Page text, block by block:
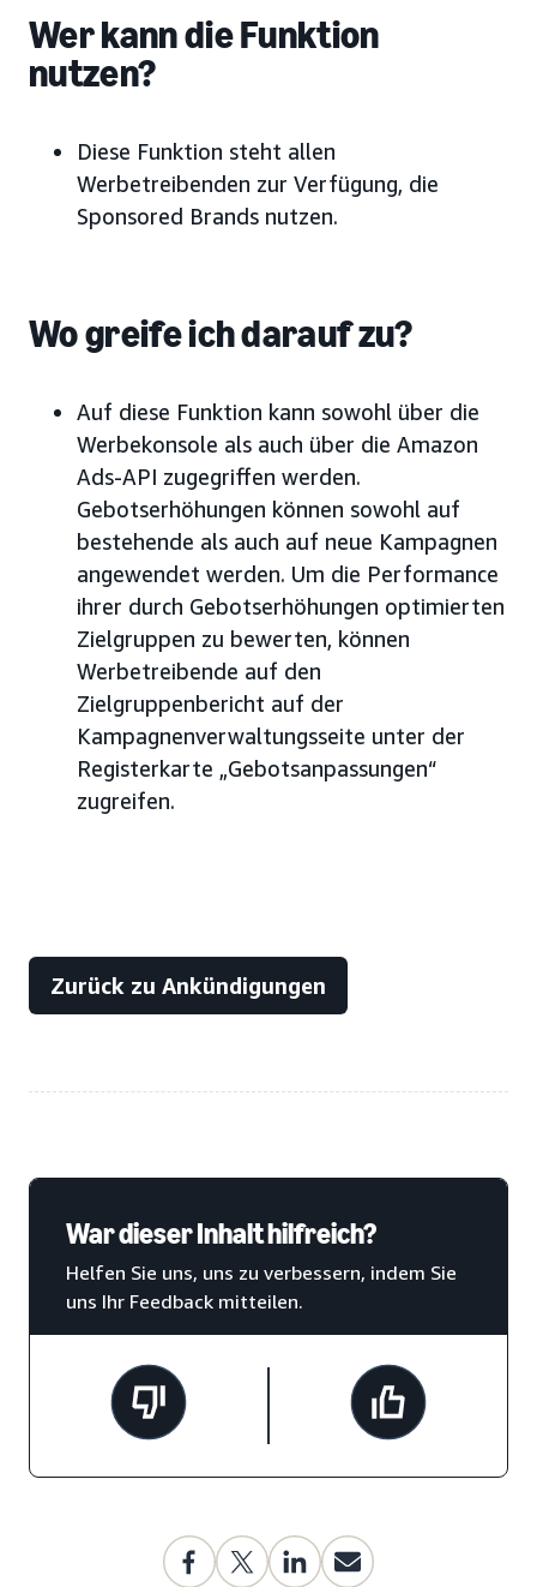
Wer kann die Funktion
nutzen?
Diese Funktion steht allen
Werbetreibenden zur Verfügung, die
Sponsored Brands nutzen.
Wo greife ich darauf zu?
Auf diese Funktion kann sowohl über die
Werbekonsole als auch über die Amazon
Ads-API zugegriffen werden.
Gebotserhöhungen können sowohl auf
bestehende als auch auf neue Kampagnen
angewendet werden. Um die Performance
ihrer durch Gebotserhöhungen optimierten
Zielgruppen zu bewerten, können
Werbetreibende auf den
Zielgruppenbericht auf der
Kampagnenverwaltungsseite unter der
Registerkarte „Gebotsanpassungen“
zugreifen.
Zurück zu Ankündigungen
War dieser Inhalt hilfreich?
Helfen Sie uns, uns zu verbessern, indem Sie
uns Ihr Feedback mitteilen.